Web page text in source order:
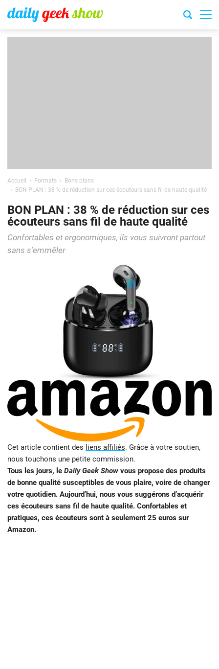
Accueil Formats
Bons plans
BON PLAN : 38 % de réduction sur ces écouteurs sans fil de haute qualité
BON PLAN : 38 % de réduction sur ces
écouteurs sans fil de haute qualité
Confortables et ergonomiques, ils vous suivront partout
sans s’emmêler
Cet article contient des liens affiliés. Grâce à votre soutien,
nous touchons une petite commission.
Tous les jours, le Daily Geek Show vous propose des produits
de bonne qualité susceptibles de vous plaire, voire de changer
votre quotidien. Aujourd’hui, nous vous suggérons d’acquérir
ces écouteurs sans fil de haute qualité. Confortables et
pratiques, ces écouteurs sont à seulement 25 euros sur
Amazon.